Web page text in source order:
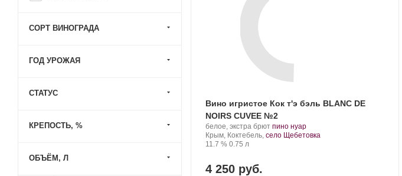
Вино игристое Кок т'э бэль BLANC DE
NOIRS CUVEE №2
Производитель:
Cock
t'est
белое, экстра брют .
Сорт
пино нуар.
Регион:
Крым, Коктебель, село Щебетовка
Крепость
11.7 %. Объем
0.75 л
4 250 руб.
СОРТ ВИНОГРАДА
ГОД УРОЖАЯ
СТАТУС
КРЕПОСТЬ, %
ОБЪЁМ, Л